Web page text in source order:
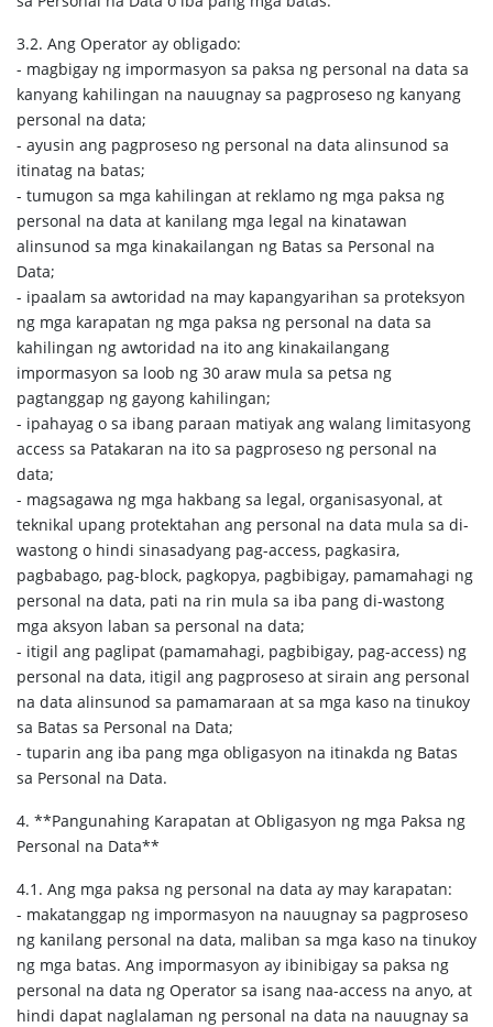
3.2. Ang Operator ay obligado:
- magbigay ng impormasyon sa paksa ng personal na data sa
kanyang kahilingan na nauugnay sa pagproseso ng kanyang
personal na data;
- ayusin ang pagproseso ng personal na data alinsunod sa
itinatag na batas;
- tumugon sa mga kahilingan at reklamo ng mga paksa ng
personal na data at kanilang mga legal na kinatawan
alinsunod sa mga kinakailangan ng Batas sa Personal na
Data;
- ipaalam sa awtoridad na may kapangyarihan sa proteksyon
ng mga karapatan ng mga paksa ng personal na data sa
kahilingan ng awtoridad na ito ang kinakailangang
impormasyon sa loob ng 30 araw mula sa petsa ng
pagtanggap ng gayong kahilingan;
- ipahayag o sa ibang paraan matiyak ang walang limitasyong
access sa Patakaran na ito sa pagproseso ng personal na
data;
- magsagawa ng mga hakbang sa legal, organisasyonal, at
teknikal upang protektahan ang personal na data mula sa di-
wastong o hindi sinasadyang pag-access, pagkasira,
pagbabago, pag-block, pagkopya, pagbibigay, pamamahagi ng
personal na data, pati na rin mula sa iba pang di-wastong
mga aksyon laban sa personal na data;
- itigil ang paglipat (pamamahagi, pagbibigay, pag-access) ng
personal na data, itigil ang pagproseso at sirain ang personal
na data alinsunod sa pamamaraan at sa mga kaso na tinukoy
sa Batas sa Personal na Data;
- tuparin ang iba pang mga obligasyon na itinakda ng Batas
sa Personal na Data.
4. **Pangunahing Karapatan at Obligasyon ng mga Paksa ng
Personal na Data**
4.1. Ang mga paksa ng personal na data ay may karapatan:
- makatanggap ng impormasyon na nauugnay sa pagproseso
ng kanilang personal na data, maliban sa mga kaso na tinukoy
ng mga batas. Ang impormasyon ay ibinibigay sa paksa ng
personal na data ng Operator sa isang naa-access na anyo, at
hindi dapat naglalaman ng personal na data na nauugnay sa